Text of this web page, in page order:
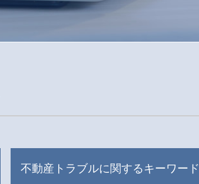
不動産トラブルに関するキーワード